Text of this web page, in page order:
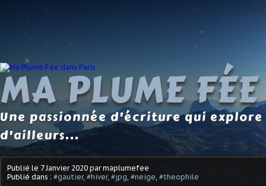
MA PLUME
Une passionnée d'écriture qui
d'ailleurs...
Publié le 7 Janvier 2020 par maplumefee
Publié dans : #gautier, #hiver, #jpg #neige #theophile